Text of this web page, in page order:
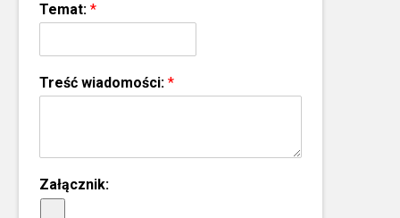
Temat: *
Treść wiadomości: *
Załącznik: